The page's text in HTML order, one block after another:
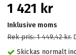
1 421 kr
Inklusive moms
Rek pris:1 449,42 kr.
Skickas normalt